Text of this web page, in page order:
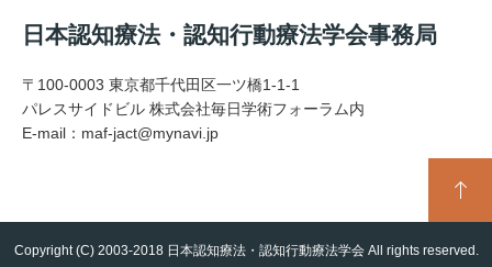
日本認知療法・認知行動療法学会事務局
〒100-0003 東京都千代田区一ツ橋1-1-1
パレスサイドビル 株式会社毎日学術フォーラム内
E-mail： maf-jact@mynavi.jp
Copyright (C) 2003-2018 日本認知療法・認知行動療法学会 All rights reserved.